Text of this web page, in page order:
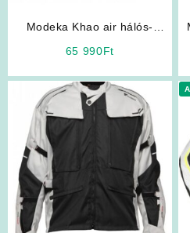
Modeka Khao air hálós-
motoros kabát
65 990Ft